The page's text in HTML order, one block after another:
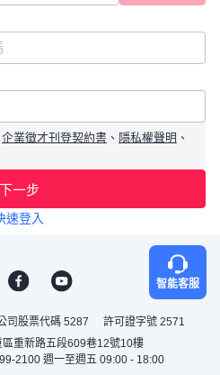
企業徵才刊登契約書 、 隱私權聲明 、
下一步
速登入
智能客服
司股票代碼 5287
許可證字號 2571
重新路五段609巷12號10樓
2100 週一至週五 09:00 - 18:00